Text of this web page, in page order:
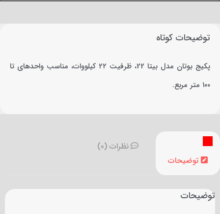
توضیحات کوتاه
پکیج بوتان مدل بیتا 22، ظرفیت ۲۲ کیلووات، مناسب واحدهای تا
۱۰۰ متر مربع.
توضیحات
نظرات (0)
توضیحات